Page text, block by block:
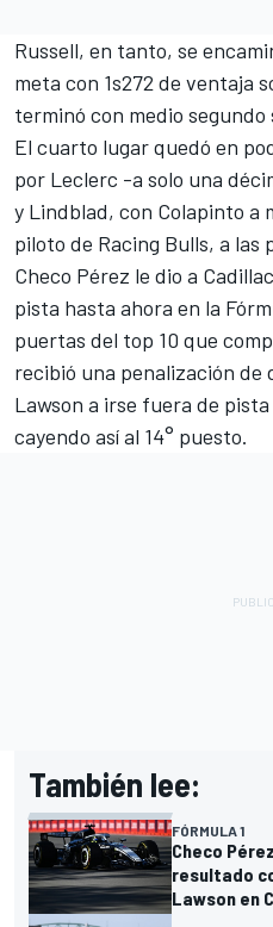
Russell, en tanto, se
meta con 1s272 de ventaja
terminó con medio
El cuarto lugar quedó en
por Leclerc -a solo una
y Lindblad, con Colapinto a
piloto de Racing Bulls, a las
Checo Pérez le dio a
pista hasta ahora en la
puertas del top 10 que
recibió una penalización de
Lawson a irse fuera de
cayendo así al 14° puesto.
También lee:
FÓRMULA 1
Checo
resultado
Lawson en